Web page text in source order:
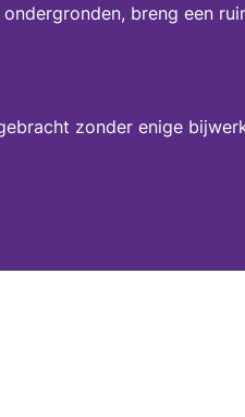
breng een
zonder enige